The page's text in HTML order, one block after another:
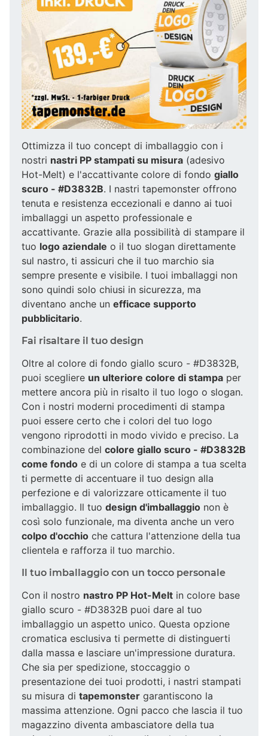
Ottimizza il tuo concept di imballaggio con i
nostri nastri PP stampati su misura (adesivo
Hot-Melt) e l'accattivante colore di fondo giallo
scuro - #D3832B. I nastri tapemonster offrono
tenuta e resistenza eccezionali e danno ai tuoi
imballaggi un aspetto professionale e
accattivante. Grazie alla possibilità di stampare il
tuo logo aziendale o il tuo slogan direttamente
sul nastro, ti assicuri che il tuo marchio sia
sempre presente e visibile. I tuoi imballaggi non
sono quindi solo chiusi in sicurezza, ma
diventano anche un efficace supporto
pubblicitario.
Fai risaltare il tuo design
Oltre al colore di fondo giallo scuro - #D3832B,
puoi scegliere un ulteriore colore di stampa per
mettere ancora più in risalto il tuo logo o slogan.
Con i nostri moderni procedimenti di stampa
puoi essere certo che i colori del tuo logo
vengono riprodotti in modo vivido e preciso. La
combinazione del colore giallo scuro - #D3832B
come fondo e di un colore di stampa a tua scelta
ti permette di accentuare il tuo design alla
perfezione e di valorizzare otticamente il tuo
imballaggio. Il tuo design d'imballaggio non è
così solo funzionale, ma diventa anche un vero
colpo d'occhio che cattura l'attenzione della tua
clientela e rafforza il tuo marchio.
Il tuo imballaggio con un tocco personale
Con il nostro nastro PP Hot-Melt in colore base
giallo scuro - #D3832B puoi dare al tuo
imballaggio un aspetto unico. Questa opzione
cromatica esclusiva ti permette di distinguerti
dalla massa e lasciare un'impressione duratura.
Che sia per spedizione, stoccaggio o
presentazione dei tuoi prodotti, i nastri stampati
su misura di tapemonster garantiscono la
massima attenzione. Ogni pacco che lascia il tuo
magazzino diventa ambasciatore della tua